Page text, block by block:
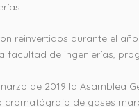
reinvertidos durante el
de ingenierías,
de 2019 la Asamblea
de gases